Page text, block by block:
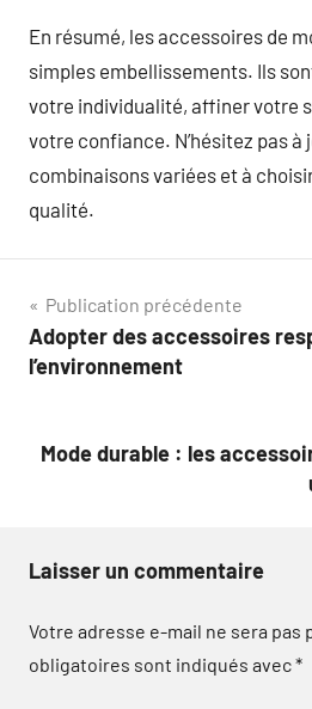
En résumé, les accessoires de
simples embellissements. Ils
votre individualité, affiner votre
votre confiance. N’hésitez pas à
combinaisons variées et à
qualité.
Navigation
de
Publication précédente
Adopter des accessoires
l’environnement
Mode durable : les
Laisser un commentaire
Votre adresse e-mail ne sera pas
obligatoires sont indiqués avec*